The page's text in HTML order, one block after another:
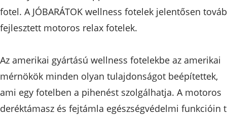
fotel. A JÓBARÁTOK wellness fotelek jelentősen
fejlesztett motoros relax fotelek.
Az amerikai gyártású wellness fotelekbe az amerikai
mérnökök minden olyan tulajdonságot beépítettek,
ami egy fotelben a pihenést szolgálhatja. A motoros
deréktámasz és fejtámla egészségvédelmi funkcióin